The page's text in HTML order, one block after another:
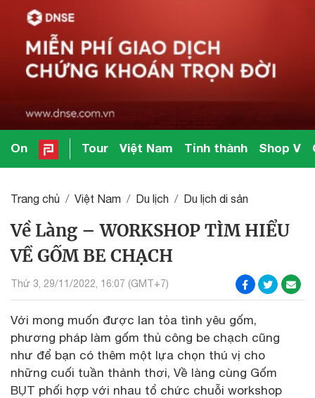
On Tour Việt Nam Tỉnh thành Shop V
Trang chủ Việt Nam Du lịch Du lịch di sản
Về Làng – WORKSHOP TÌM HIỂU
VỀ GỐM BE CHẠCH
Thứ 3, 29/11/2022, 16:07 (GMT+7)
Với mong muốn được lan tỏa tình yêu gốm,
phương pháp làm gốm thủ công be chạch cũng
như để bạn có thêm một lựa chọn thú vị cho
những cuối tuần thảnh thơi, Về làng cùng Gốm
BỤT phối hợp với nhau tổ chức chuỗi workshop